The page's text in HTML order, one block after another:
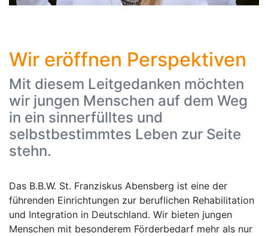
Wir eröffnen Perspektiven
Mit diesem Leitgedanken möchten
wir jungen Menschen auf dem Weg
in ein sinnerfülltes und
selbstbestimmtes Leben zur Seite
stehn.
Das B.B.W. St. Franziskus Abensberg ist eine der
führenden Einrichtungen zur beruflichen Rehabilitation
und Integration in Deutschland. Wir bieten jungen
Menschen mit besonderem Förderbedarf mehr als nur